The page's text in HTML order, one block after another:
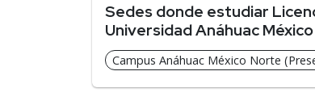
Sedes donde estudiar
Universidad Anáhuac
Campus Anáhuac México Norte